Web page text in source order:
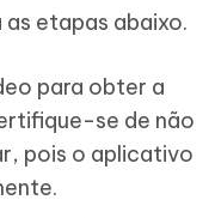
etapas abaixo.
para obter a
se de não
pois o aplicativo